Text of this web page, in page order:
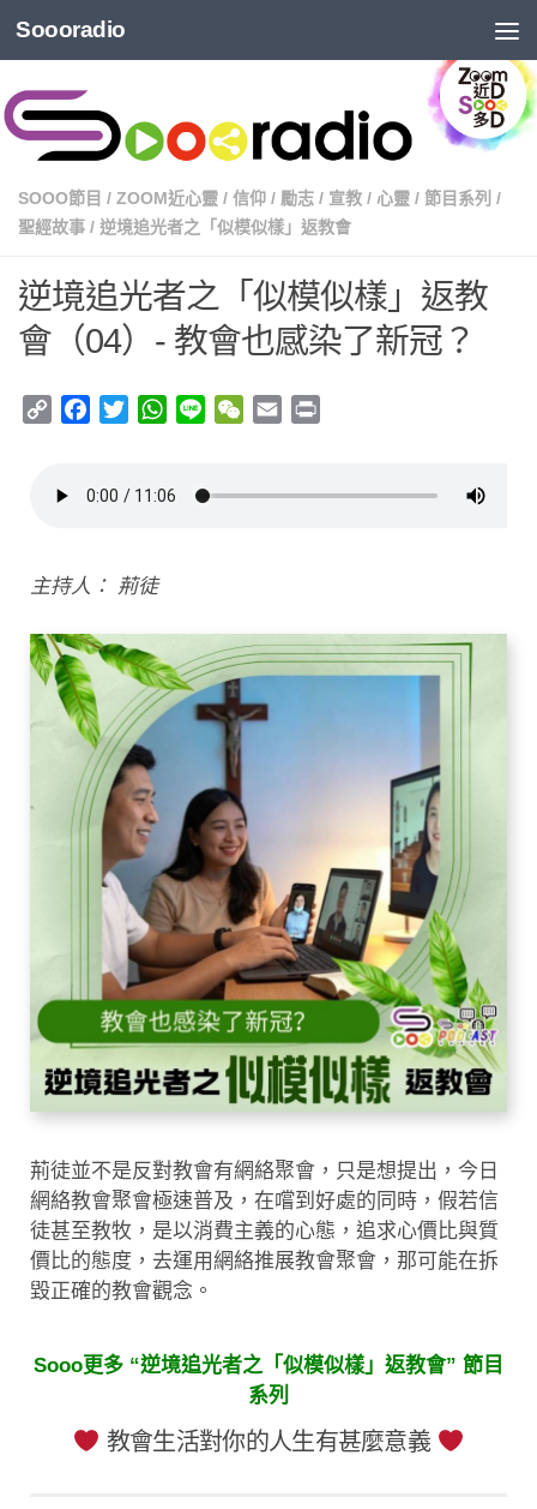
Soooradio
SOOO節目 / ZOOM近心靈 / 信仰 / 勵志 / 宣教 / 心靈 / 節目系列 /
聖經故事 / 逆境追光者之「似模似樣」返教會
逆境追光者之「似模似樣」返教
會（04）- 教會也感染了新冠？
Copy
Facebook
TwitterWhatsApp
Line WeChat
Email
主持人： 荊徒
荊徒並不是反對教會有網絡聚會，只是想提出，今日
網絡教會聚會極速普及，在嚐到好處的同時，假若信
徒甚至教牧，是以消費主義的心態，追求心價比與質
價比的態度，去運用網絡推展教會聚會，那可能在拆
毀正確的教會觀念。
Sooo更多 “逆境追光者之「似模似樣」返教會” 節目
系列
教會生活對你的人生有甚麼意義